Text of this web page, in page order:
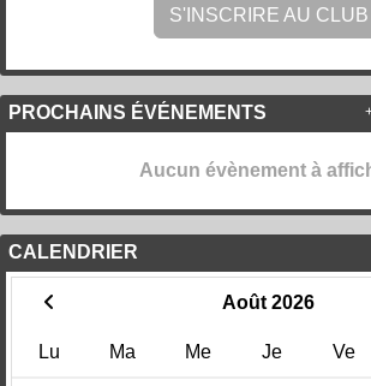
S'INSCRIRE AU CLUB
PROCHAINS ÉVÉNEMENTS
Aucun évènement à
CALENDRIER
Août 2026
Lu Ma Me Je Ve